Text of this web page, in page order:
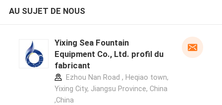
AU SUJET DE NOUS
Yixing Sea Fountain
Equipment Co., Ltd. profil du
fabricant
Ezhou Nan Road , Heqiao town,
Yixing City, Jiangsu Province, China
,China